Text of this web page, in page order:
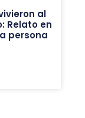
al
Relato en
persona